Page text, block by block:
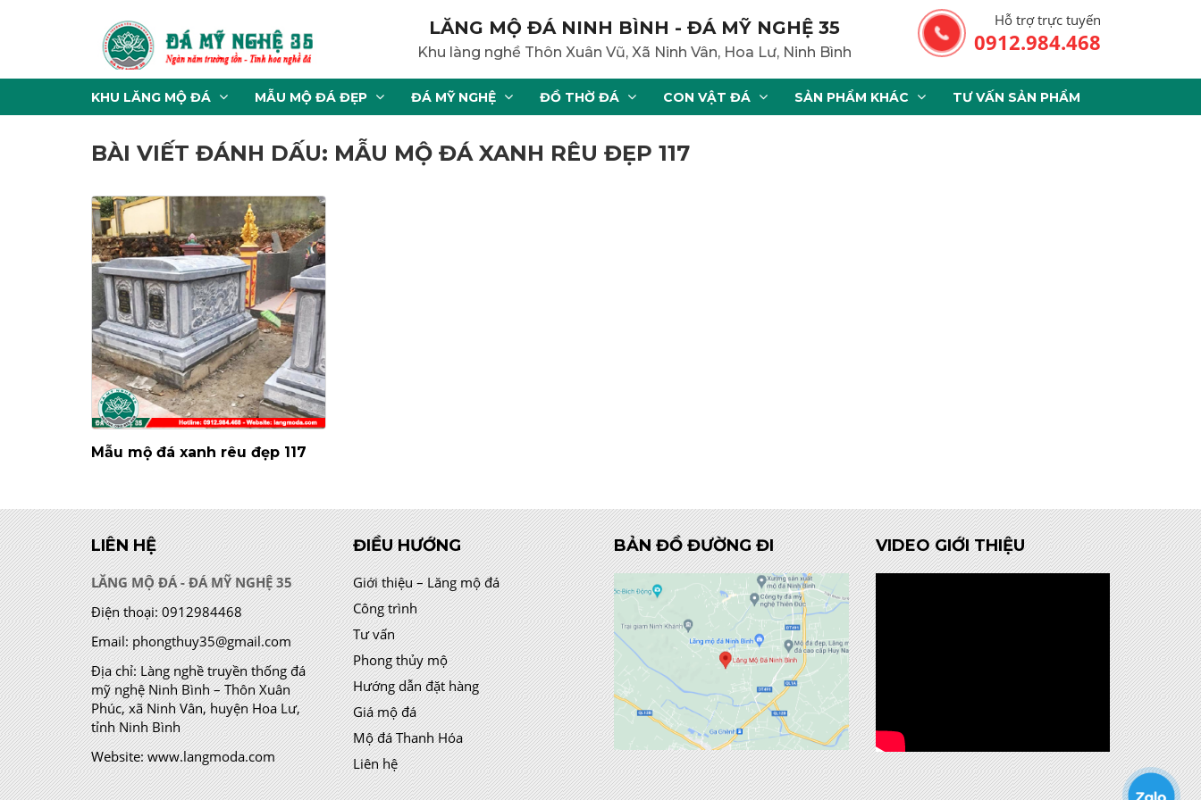
LĂNG MỘ ĐÁ NINH BÌNH - ĐÁ MỸ NGHỆ 35
Khu làng nghề Thôn Xuân Vũ, Xã Ninh Vân, Hoa Lư, Ninh Bình
Hỗ trợ trực tuyến
0912.984.468
KHU LĂNG MỘ ĐÁ MẪU MỘ ĐÁ ĐẸP ĐÁ MỸ NGHỆ ĐỒ THỜ ĐÁ CON VẬT ĐÁ SẢN PHẨM KHÁC TƯ VẤN SẢN PHẨM
BÀI VIẾT ĐÁNH DẤU: MẪU MỘ ĐÁ XANH RÊU ĐẸP 117
Mẫu mộ đá xanh rêu đẹp 117
LIÊN HỆ
LĂNG MỘ ĐÁ - ĐÁ MỸ NGHỆ 35
Điện thoại: 0912984468
Email: phongthuy35@gmail.com
Địa chỉ:Làng nghề truyền thống đá
mỹ nghệ Ninh Bình – Thôn Xuân
Phúc, xã Ninh Vân, huyện Hoa Lư,
tỉnh Ninh Bình
Website: www.langmoda.com
ĐIỀU HƯỚNG
Giới thiệu – Lăng mộ đá
Công trình
Tư vấn
Phong thủy mộ
Hướng dẫn đặt hàng
Giá mộ đá
Mộ đá Thanh Hóa
Liên hệ
BẢN ĐỒ ĐƯỜNG ĐI VIDEO GIỚI THIỆU